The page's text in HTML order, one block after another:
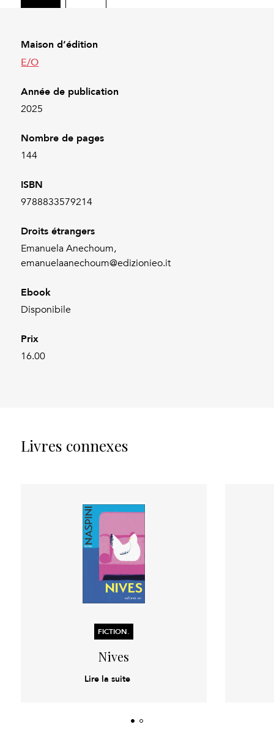
Maison d’édition
E/O
Année de publication
2025
Nombre de pages
144
ISBN
9788833579214
Droits étrangers
Emanuela Anechoum,
emanuelaanechoum@edizionieo.it
Ebook
Disponibile
Prix
16.00
Livres connexes
FICTION.
Nives
Lire la suite